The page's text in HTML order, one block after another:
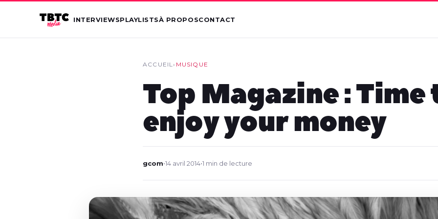
INTERVIEWSPLAYLISTSÀ PROPOSCONTACT
ACCUEIL› MUSIQUE
Top Magazine : Time
enjoy your money
gcom•14 avril 2014•1 min de lecture